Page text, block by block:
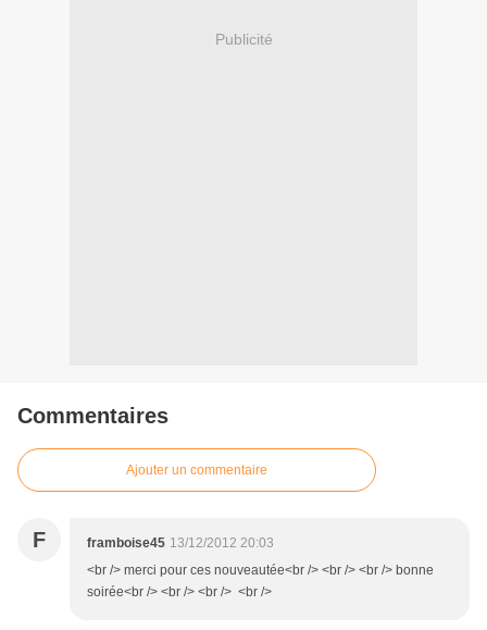
Publicité
Commentaires
Ajouter un commentaire
F framboise45 13/12/2012 20:03
<br /> merci pour ces nouveautée<br /> <br /> <br /> bonne
soirée<br /> <br /> <br /> <br />